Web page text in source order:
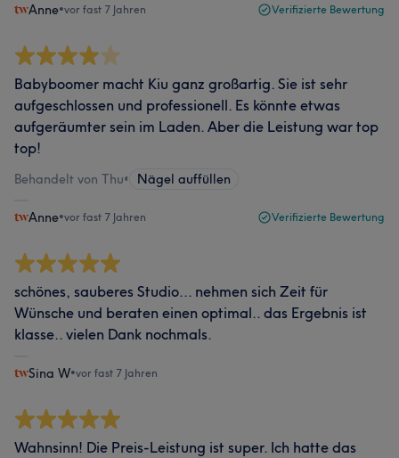
Anne•vor fast 7 Jahren Verifizierte Bewertung
Babyboomer macht Kiu ganz großartig. Sie ist sehr
aufgeschlossen und professionell. Es könnte etwas
aufgeräumter sein im Laden. Aber die Leistung war top
top!
Behandelt von Thu• Nägel auffüllen
Anne•vor fast 7 Jahren Verifizierte Bewertung
schönes, sauberes Studio... nehmen sich Zeit für
Wünsche und beraten einen optimal.. das Ergebnis ist
klasse.. vielen Dank nochmals.
Sina W•vor fast 7 Jahren
Wahnsinn! Die Preis-Leistung ist super. Ich hatte das